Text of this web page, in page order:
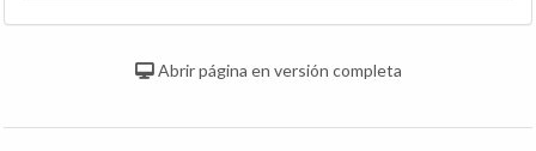
Abrir página en versión completa